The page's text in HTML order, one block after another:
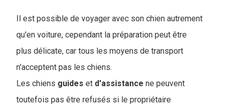
Il est possible de voyager avec son chien autrement
qu'en voiture, cependant la préparation peut être
plus délicate, car tous les moyens de transport
n'acceptent pas les chiens.
Les chiens guides et d'assistance ne peuvent
toutefois pas être refusés si le propriétaire